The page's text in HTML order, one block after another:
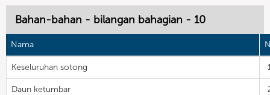
Bahan-bahan - bilangan bahagian - 10
Nama
Keseluruhan sotong
Daun ketumbar